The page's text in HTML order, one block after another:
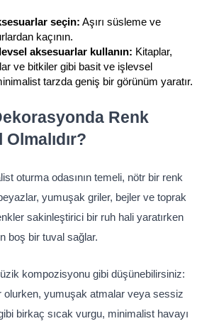
seçin: Aşırı süsleme ve
kaçının.
aksesuarlar kullanın: Kitaplar,
ve bitkiler gibi basit ve işlevsel
tarzda geniş bir görünüm yaratır.
Renk
oturma odasının temeli, nötr bir renk
yumuşak griler, bejler ve toprak
sakinleştirici bir ruh hali yaratırken
boş bir tuval sağlar.
kompozisyonu gibi düşünebilirsiniz:
olurken, yumuşak atmalar veya sessiz
birkaç sıcak vurgu, minimalist havayı